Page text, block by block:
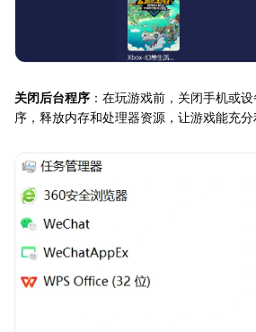
关闭后台程序 ：在玩游戏前，关闭手机或
序，释放内存和处理器资源，让游戏能充分